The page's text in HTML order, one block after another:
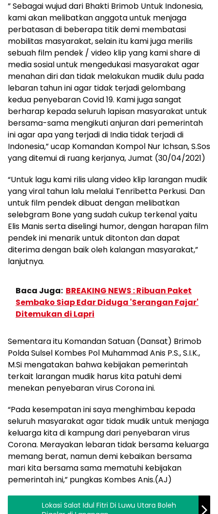
” Sebagai wujud dari Bhakti Brimob Untuk Indonesia,
kami akan melibatkan anggota untuk menjaga
perbatasan di beberapa titik demi membatasi
mobilitas masyarakat, selain itu kami juga merilis
sebuah film pendek / video klip yang kami share di
media sosial untuk mengedukasi masyarakat agar
menahan diri dan tidak melakukan mudik dulu pada
lebaran tahun ini agar tidak terjadi gelombang
kedua penyebaran Covid 19. Kami juga sangat
berharap kepada seluruh lapisan masyarakat untuk
bersama-sama mengikuti anjuran dari pemerintah
ini agar apa yang terjadi di India tidak terjadi di
Indonesia,” ucap Komandan Kompol Nur Ichsan, S.Sos
yang ditemui di ruang kerjanya, Jumat (30/04/2021)
“Untuk lagu kami rilis ulang video klip larangan mudik
yang viral tahun lalu melalui Tenribetta Perkusi. Dan
untuk film pendek dibuat dengan melibatkan
selebgram Bone yang sudah cukup terkenal yaitu
Elis Manis serta diselingi humor, dengan harapan film
pendek ini menarik untuk ditonton dan dapat
diterima dengan baik oleh kalangan masyarakat,”
lanjutnya.
Baca Juga: BREAKING NEWS : Ribuan Paket
Sembako Siap Edar Diduga 'Serangan Fajar'
Ditemukan di Lapri
Sementara itu Komandan Satuan (Dansat) Brimob
Polda Sulsel Kombes Pol Muhammad Anis P.S., S.I.K.,
M.Si mengatakan bahwa kebijakan pemerintah
terkait larangan mudik harus kita patuhi demi
menekan penyebaran virus Corona ini.
“Pada kesempatan ini saya menghimbau kepada
seluruh masyarakat agar tidak mudik untuk menjaga
keluarga kita di kampung dari penyebaran virus
Corona. Merayakan lebaran tidak bersama keluarga
memang berat, namun demi kebaikan bersama
mari kita bersama sama mematuhi kebijakan
pemerintah ini,” pungkas Kombes Anis.(AJ)
Lokasi Salat Idul Fitri Di Luwu Utara Boleh